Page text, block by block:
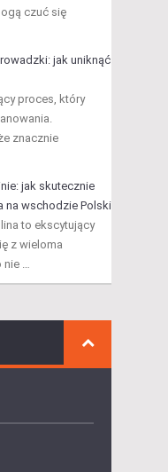
czuć się
jak uniknąć
proces, który
znacznie
jak skutecznie
na wschodzie Polski
to ekscytujący
z wieloma
…